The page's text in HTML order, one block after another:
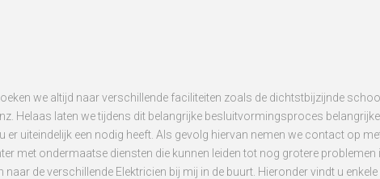
we altijd naar verschillende faciliteiten zoals de dichtstbijzijnde
Helaas laten we tijdens dit belangrijke besluitvormingsproces
er uiteindelijk een nodig heeft. Als gevolg hiervan nemen we contact op
met ondermaatse diensten die kunnen leiden tot nog grotere
de verschillende Elektricien bij mij in de buurt. Hieronder vindt u